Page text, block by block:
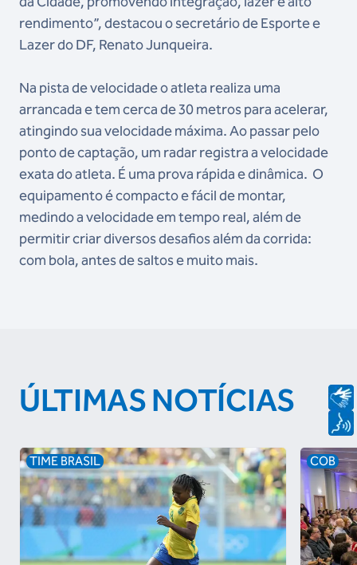
rendimento”, destacou o secretário de Esporte e
Lazer do DF, Renato Junqueira.
Na pista de velocidade o atleta realiza uma
arrancada e tem cerca de 30 metros para acelerar,
atingindo sua velocidade máxima. Ao passar pelo
ponto de captação, um radar registra a velocidade
exata do atleta. É uma prova rápida e dinâmica. O
equipamento é compacto e fácil de montar,
medindo a velocidade em tempo real, além de
permitir criar diversos desafios além da corrida:
com bola, antes de saltos e muito mais.
ÚLTIMAS NOTÍCIAS
TIME BRASIL COB